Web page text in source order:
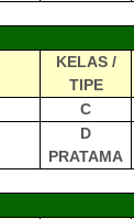
KELAS /
TIPE
C
D
PRATAMA